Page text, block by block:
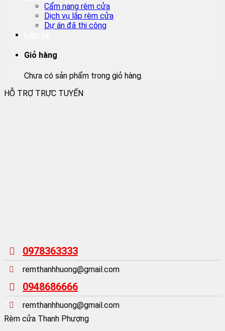
Cẩm nang rèm cửa
Dịch vụ lắp rèm cửa
Dự án đã thi công
Giỏ hàng
Chưa có sản phẩm trong giỏ hàng.
HỖ TRỢ TRỰC TUYẾN
0978363333
remthanhhuong@gmail.com
0948686666
remthanhhuong@gmail.com
Rèm cửa Thanh Phượng